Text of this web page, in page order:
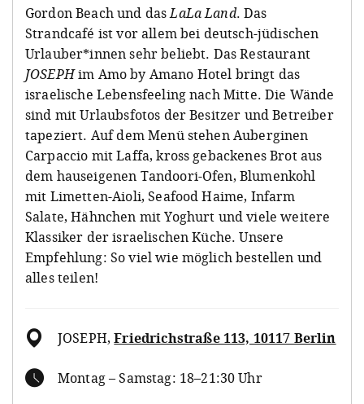
Gordon Beach und dasLaLa Land. Das
Strandcafé ist vor allem bei deutsch-jüdischen
Urlauber*innen sehr beliebt. Das Restaurant
JOSEPHim Amo by Amano Hotel bringt das
israelische Lebensfeeling nach Mitte. Die Wände
sind mit Urlaubsfotos der Besitzer und Betreiber
tapeziert. Auf dem Menü stehen Auberginen
Carpaccio mit Laffa, kross gebackenes Brot aus
dem hauseigenen Tandoori-Ofen, Blumenkohl
mit Limetten-Aioli, Seafood Haime, Infarm
Salate, Hähnchen mit Yoghurt und viele weitere
Klassiker der israelischen Küche. Unsere
Empfehlung: So viel wie möglich bestellen und
alles teilen!
JOSEPH,Friedrichstraße 113, 10117 Berlin
Montag – Samstag: 18–21:30 Uhr